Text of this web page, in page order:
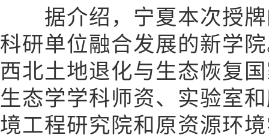
据介绍，宁夏本次授牌
科研单位融合发展的新学
西北土地退化与生态恢复
生态学学科师资、实验室
境工程研究院和原资源环